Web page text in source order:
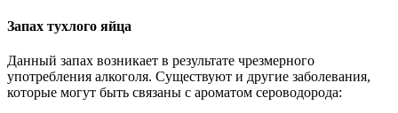
Запах тухлого яйца
Данный запах возникает в результате чрезмерного
употребления алкоголя. Существуют и другие заболевания,
которые могут быть связаны с ароматом сероводорода: